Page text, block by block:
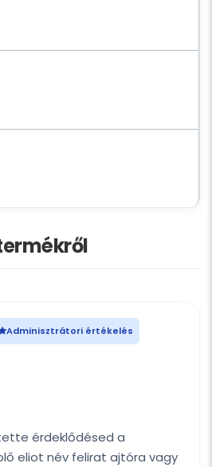
Adminisztrátori értékelés
érdeklődésed a
eliot név felirat ajtóra vagy